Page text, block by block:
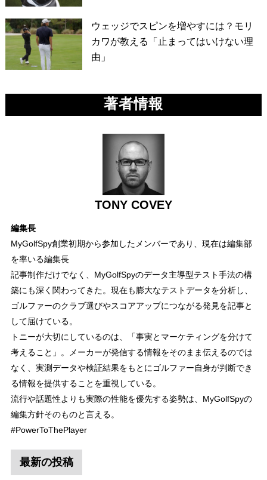
ウェッジでスピンを増やすには？モリ
カワが教える「止まってはいけない理
由」
著者情報
TONY COVEY
編集長
MyGolfSpy創業初期から参加したメンバーであり、現在は編集部
を率いる編集長
記事制作だけでなく、MyGolfSpyのデータ主導型テスト手法の構
築にも深く関わってきた。現在も膨大なテストデータを分析し、
ゴルファーのクラブ選びやスコアアップにつながる発見を記事と
して届けている。
トニーが大切にしているのは、「事実とマーケティングを分けて
考えること」。メーカーが発信する情報をそのまま伝えるのでは
なく、実測データや検証結果をもとにゴルファー自身が判断でき
る情報を提供することを重視している。
流行や話題性よりも実際の性能を優先する姿勢は、MyGolfSpyの
編集方針そのものと言える。
#PowerToThePlayer
最新の投稿